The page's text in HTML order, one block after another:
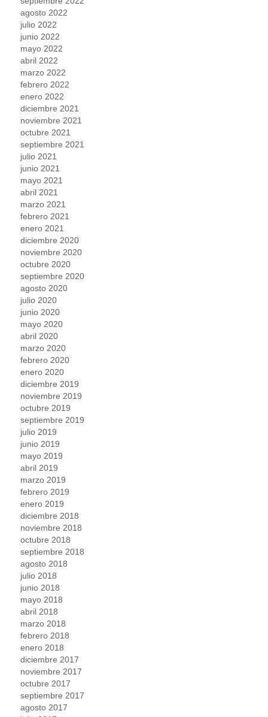
agosto 2022
julio 2022
junio 2022
mayo 2022
abril 2022
marzo 2022
febrero 2022
enero 2022
diciembre 2021
noviembre 2021
octubre 2021
septiembre 2021
julio 2021
junio 2021
mayo 2021
abril 2021
marzo 2021
febrero 2021
enero 2021
diciembre 2020
noviembre 2020
octubre 2020
septiembre 2020
agosto 2020
julio 2020
junio 2020
mayo 2020
abril 2020
marzo 2020
febrero 2020
enero 2020
diciembre 2019
noviembre 2019
octubre 2019
septiembre 2019
julio 2019
junio 2019
mayo 2019
abril 2019
marzo 2019
febrero 2019
enero 2019
diciembre 2018
noviembre 2018
octubre 2018
septiembre 2018
agosto 2018
julio 2018
junio 2018
mayo 2018
abril 2018
marzo 2018
febrero 2018
enero 2018
diciembre 2017
noviembre 2017
octubre 2017
septiembre 2017
agosto 2017